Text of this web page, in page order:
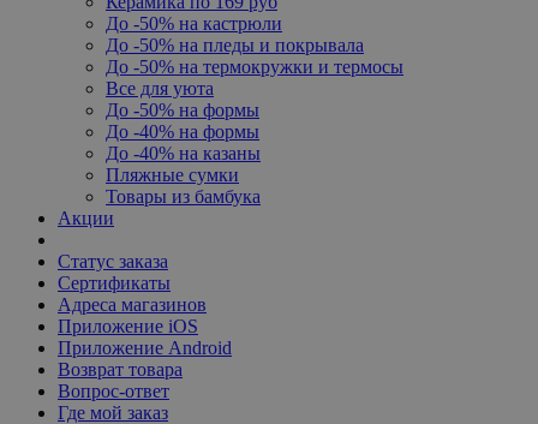
До -50% на кастрюли
До -50% на пледы и покрывала
До -50% на термокружки и термосы
Все для уюта
До -50% на формы
До -40% на формы
До -40% на казаны
Пляжные сумки
Товары из бамбука
Акции
Статус заказа
Сертификаты
Адреса магазинов
Приложение iOS
Приложение Android
Возврат товара
Вопрос-ответ
Где мой заказ